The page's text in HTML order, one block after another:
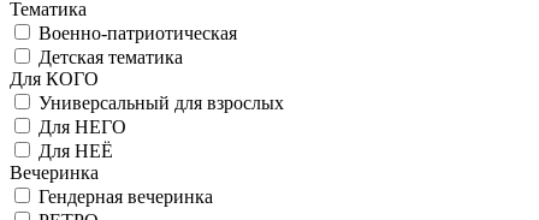
Тематика
Военно-патриотическая
Детская тематика
Для КОГО
Универсальный для взрослых
Для НЕГО
Для НЕЁ
Вечеринка
Гендерная вечеринка